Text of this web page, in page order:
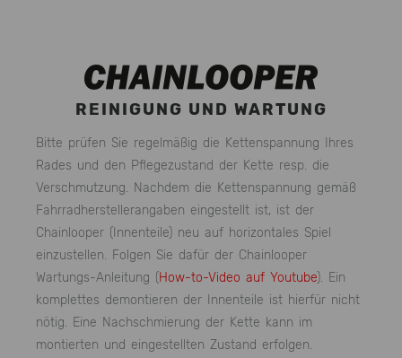
REINIGUNG UND WARTUNG
Bitte prüfen Sie regelmäßig die Kettenspannung Ihres
Rades und den Pflegezustand der Kette resp. die
Verschmutzung. Nachdem die Kettenspannung gemäß
Fahrradherstellerangaben eingestellt ist, ist der
Chainlooper (Innenteile) neu auf horizontales Spiel
einzustellen. Folgen Sie dafür der Chainlooper
Wartungs-Anleitung (How-to-Video auf Youtube). Ein
komplettes demontieren der Innenteile ist hierfür nicht
nötig. Eine Nachschmierung der Kette kann im
montierten und eingestellten Zustand erfolgen.